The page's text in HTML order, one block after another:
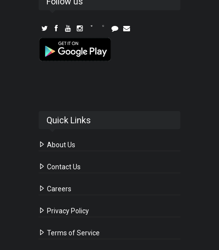
Quick Links
About Us
Contact Us
Careers
Privacy Policy
Terms of Service